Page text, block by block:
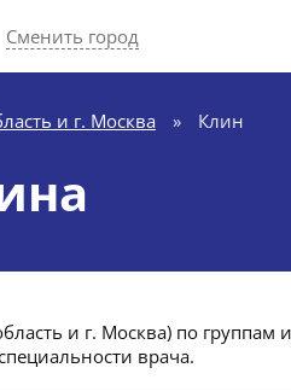
Сменить город
и г. Москва » Клин
и г. Москва) по группам
врача.